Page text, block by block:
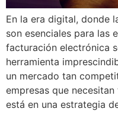
En la era digital, donde
son esenciales para las
facturación electrónica
herramienta
un mercado tan
empresas que
está en una estrategia